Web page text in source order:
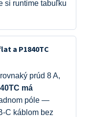
si runtime tabuľku
a P1840TC
prúd 8 A,
má
póle —
C káblom bez